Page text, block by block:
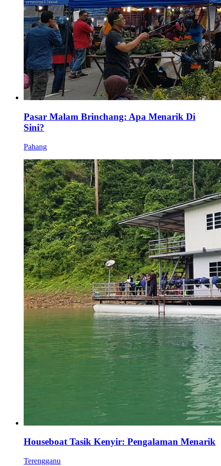
Pasar Malam Brinchang: Apa Menarik Di
Sini?
Pahang
Houseboat Tasik Kenyir: Pengalaman Menarik
Terengganu